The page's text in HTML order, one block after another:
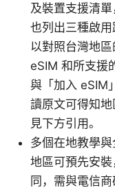
及裝置支援清
也列出三種啟
以對照台灣地
eSIM 和所支援
與「加入 eSIM
讀原文可得知
見下方引用。
多個在地教學
地區可預先安
同，需與電信